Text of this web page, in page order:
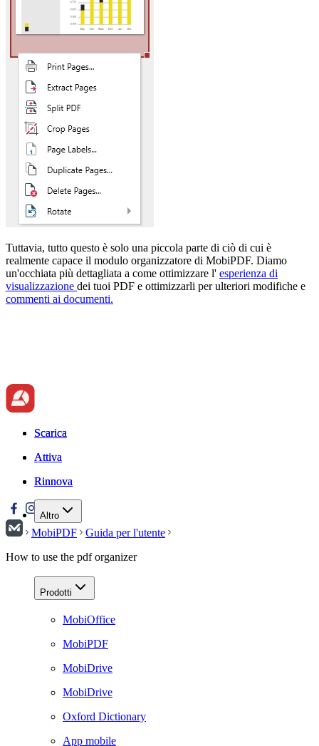
Tuttavia, tutto questo è solo una piccola parte di ciò di cui è
realmente capace il modulo organizzatore di MobiPDF. Diamo
un'occhiata più dettagliata a come ottimizzare l' esperienza di
visualizzazione dei tuoi PDF e ottimizzarli per ulteriori modifiche e
commenti ai documenti.
Scarica
Attiva
Rinnova
Altro
Scarica
Attiva
Rinnova
MobiPDF
Guida per l'utente
How to use the pdf organizer
Prodotti
MobiOffice
MobiPDF
MobiDrive
MobiDrive
Oxford Dictionary
App mobile